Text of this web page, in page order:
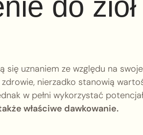
do
się uznaniem ze względu na
nierzadko stanowią
w pełni wykorzystać
właściwe dawkowanie.